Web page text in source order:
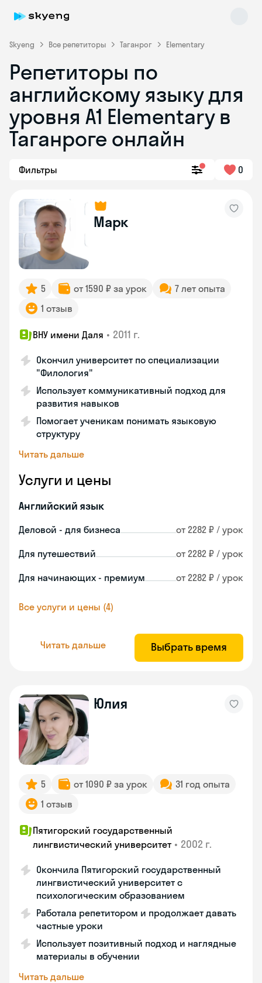
Skyeng Все репетиторы Таганрог Elementary
Репетиторы по
английскому языку для
уровня A1 Elementary в
Таганроге онлайн
Фильтры 0
Марк
5 от 1590 ₽ за урок
7 лет опыта
1 отзыв
ВНУ имени Даля • 2011 г.
Окончил университет по специализации
"Филология"
Использует коммуникативный подход для
развития навыков
Помогает ученикам понимать языковую
структуру
Читать дальше
Услуги и цены
Английский язык
Деловой - для бизнеса от 2282 ₽ / урок
Для путешествий от 2282 ₽ / урок
Для начинающих - премиум от 2282 ₽ / урок
Все услуги и цены (4)
Читать дальше Выбрать время
Юлия
5 от 1090 ₽ за урок
31 год опыта
1 отзыв
Пятигорский государственный
лингвистический университет • 2002 г.
Окончила Пятигорский государственный
лингвистический университет с
психологическим образованием
Работала репетитором и продолжает давать
частные уроки
Использует позитивный подход и наглядные
материалы в обучении
Читать дальше
Skyeng Chat